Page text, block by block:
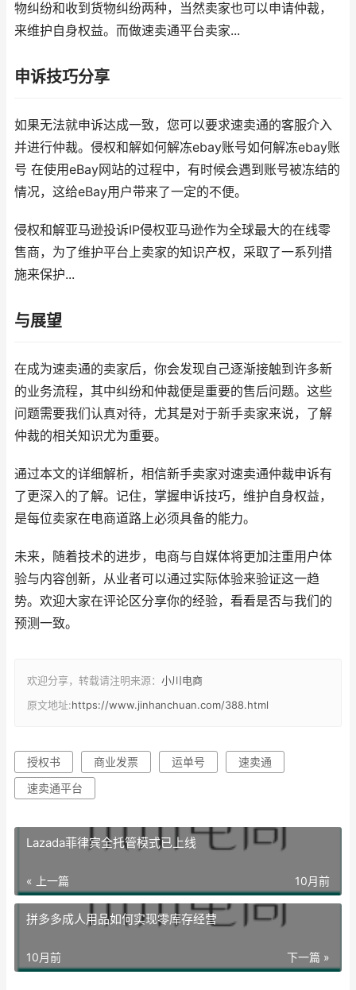
物纠纷和收到货物纠纷两种，当然卖家也可以申请仲裁，
来维护自身权益。而做速卖通平台卖家...
申诉技巧分享
如果无法就申诉达成一致，您可以要求速卖通的客服介入
并进行仲裁。侵权和解如何解冻ebay账号如何解冻ebay账
号 在使用eBay网站的过程中，有时候会遇到账号被冻结的
情况，这给eBay用户带来了一定的不便。
侵权和解亚马逊投诉IP侵权亚马逊作为全球最大的在线零
售商，为了维护平台上卖家的知识产权，采取了一系列措
施来保护...
与展望
在成为速卖通的卖家后，你会发现自己逐渐接触到许多新
的业务流程，其中纠纷和仲裁便是重要的售后问题。这些
问题需要我们认真对待，尤其是对于新手卖家来说，了解
仲裁的相关知识尤为重要。
通过本文的详细解析，相信新手卖家对速卖通仲裁申诉有
了更深入的了解。记住，掌握申诉技巧，维护自身权益，
是每位卖家在电商道路上必须具备的能力。
未来，随着技术的进步，电商与自媒体将更加注重用户体
验与内容创新，从业者可以通过实际体验来验证这一趋
势。欢迎大家在评论区分享你的经验，看看是否与我们的
预测一致。
欢迎分享，转载请注明来源： 小川电商
原文地址:https://www.jinhanchuan.com/388.html
授权书 商业发票 运单号
速卖通
速卖通平台
Lazada菲律宾全托管模式已上线
« 上一篇 10月前
拼多多成人用品如何实现零库存经营
下一篇 »
10月前